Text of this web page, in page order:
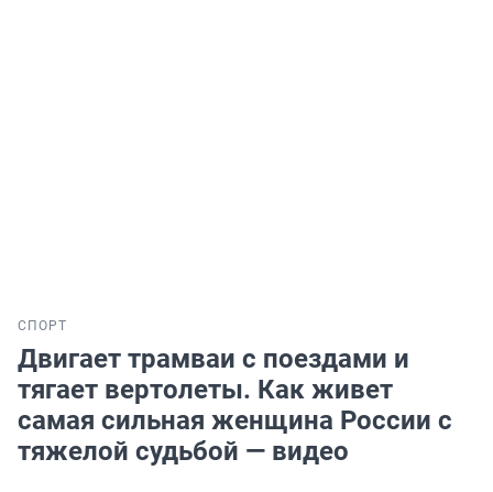
СПОРТ
Двигает трамваи с поездами и
тягает вертолеты. Как живет
самая сильная женщина России с
тяжелой судьбой — видео